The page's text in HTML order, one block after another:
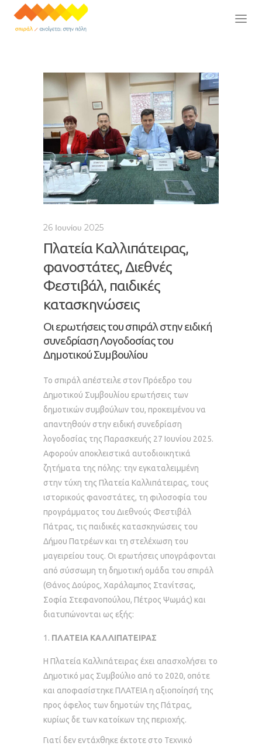
26 Ιουνίου 2025
Πλατεία Καλλιπάτειρας,
φανοστάτες, Διεθνές
Φεστιβάλ, παιδικές
κατασκηνώσεις
Οι ερωτήσεις του σπιράλ στην ειδική
συνεδρίαση Λογοδοσίας του
Δημοτικού Συμβουλίου
Το σπιράλ απέστειλε στον Πρόεδρο του
Δημοτικού Συμβουλίου ερωτήσεις των
δημοτικών συμβούλων του, προκειμένου να
απαντηθούν στην ειδική συνεδρίαση
λογοδοσίας της Παρασκευής 27 Ιουνίου 2025.
Αφορούν αποκλειστικά αυτοδιοικητικά
ζητήματα της πόλης: την εγκαταλειμμένη
στην τύχη της Πλατεία Καλλιπάτειρας, τους
ιστορικούς φανοστάτες, τη φιλοσοφία του
προγράμματος του Διεθνούς Φεστιβάλ
Πάτρας, τις παιδικές κατασκηνώσεις του
Δήμου Πατρέων και τη στελέχωση του
μαγειρείου τους. Οι ερωτήσεις υπογράφονται
από σύσσωμη τη δημοτική ομάδα του σπιράλ
(Θάνος Δούρος, Χαράλαμπος Στανίτσας,
Σοφία Στεφανοπούλου, Πέτρος Ψωμάς) και
διατυπώνονται ως εξής:
ΠΛΑΤΕΙΑ ΚΑΛΛΙΠΑΤΕΙΡΑΣ
Η Πλατεία Καλλιπάτειρας έχει απασχολήσει το
Δημοτικό μας Συμβούλιο από το 2020, οπότε
και αποφασίστηκε ΠΛΑΤΕΙΑ η αξιοποίησή της
προς όφελος των δημοτών της Πάτρας,
κυρίως δε των κατοίκων της περιοχής.
Γιατί δεν εντάχθηκε έκτοτε στο Τεχνικό